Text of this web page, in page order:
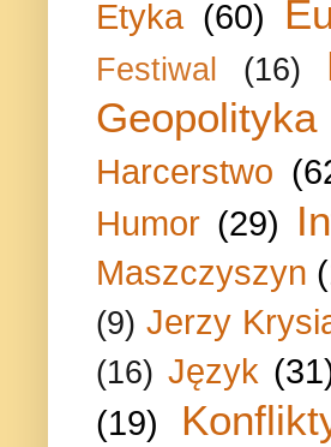
Etyka (60)
Festiwal (16)
Geopolityka
Harcerstwo
Humor (29)
Maszczyszyn
(9) Jerzy
(16) Język
(19)